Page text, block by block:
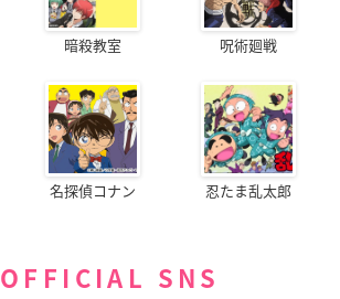
暗殺教室 呪術廻戦
名探偵コナン 忍たま乱太郎
OFFICIAL SNS